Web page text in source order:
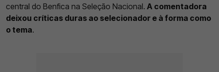
central do Benfica na Seleção Nacional. A comentadora
deixou críticas duras ao selecionador e à forma como
o tema.